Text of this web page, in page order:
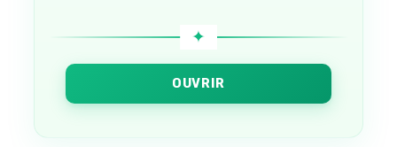
OUVRIR